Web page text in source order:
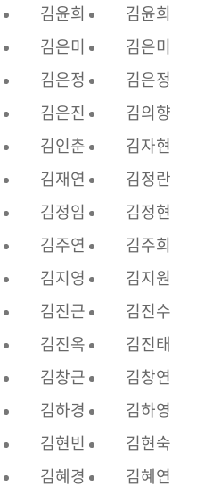
김윤희
김윤희
김은미
김은미
김은정
김은정
김은진
김의향
김인춘
김자현
김재연
김정란
김정임
김정현
김주연
김주희
김지영
김지원
김진근
김진수
김진옥
김진태
김창근
김창연
김하경
김하영
김현빈
김현숙
김혜경
김혜연